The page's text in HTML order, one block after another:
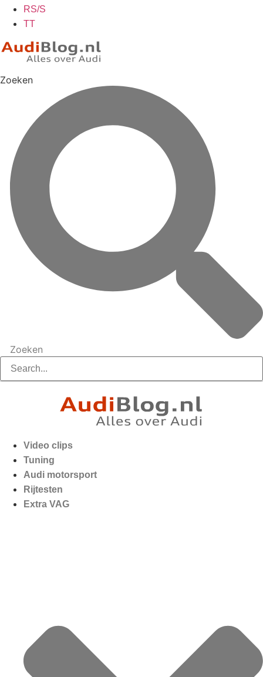
RS/S
TT
Zoeken
Zoeken
Video clips
Tuning
Audi motorsport
Rijtesten
Extra VAG